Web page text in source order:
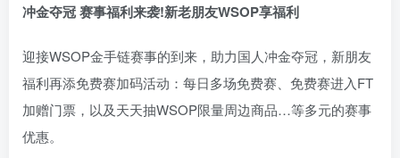
冲金夺冠 赛事福利来袭!新老朋友WSOP享福利
迎接WSOP金手链赛事的到来，助力国人冲金夺冠，新朋友
福利再添免费赛加码活动：每日多场免费赛、免费赛进入FT
加赠门票，以及天天抽WSOP限量周边商品…等多元的赛事
优惠。